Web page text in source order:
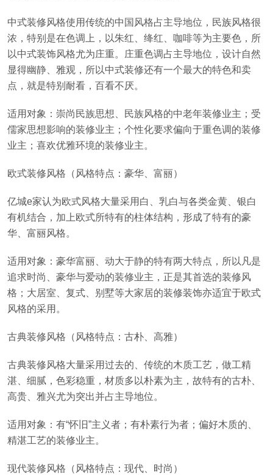
中式装修风格使用传统的中国风格占主导地位，民族风格很
浓，特别是在色调上，以朱红、绛红、咖啡等为主要色，所
以中式装饰风格尤为庄重。庄重色调占主导地位，设计自然
显得幽静、雅观，所以中式装修还有一个最大的特色和卖
点，就是特别耐看，百看不厌。
适用对象：崇尚民族思想、民族风格的中老年装修业主；受
儒家思想影响的装修业主；个性化要求偏向于重色调的装修
业主；喜欢优雅环境的装修业主。
欧式装修风格（风格特点：豪华、富丽）
亿城e家认为欧式风格大量采用白、乳白与各类金黄、银白
有机结合，加上欧式所特有的柱体结构，形成了特有的豪
华、富丽风格。
适用对象：豪华富丽、动大于静的特有两大特点，所以凡是
追求时尚、豪华与爱动的装修业主，正是其首选的装修风
格；大居室、复式、别墅等大家居的装修装饰亦适宜于欧式
风格的采用。
古典装修风格（风格特点：古朴、高雅）
古典装修风格大量采用过去的、传统的木质工艺，做工精
湛、细腻，色彩稳重，材质多以朴素为主，故特有的古朴、
高贵、雅兴尤为突出并占主导地位。
适用对象：有“怀旧”主义者；有朴素行为者；偏好木质的、
精湛工艺的装修业主。
现代装修风格（风格特点：现代、时尚）